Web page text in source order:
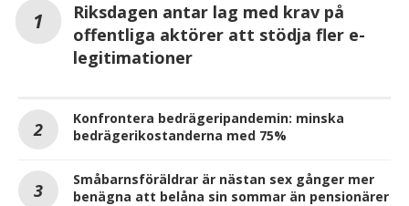
Riksdagen antar lag med krav på
offentliga aktörer att stödja fler e-
legitimationer
Konfrontera bedrägeripandemin: minska
bedrägerikostanderna med 75%
Småbarnsföräldrar är nästan sex gånger mer
benägna att belåna sin sommar än pensionärer